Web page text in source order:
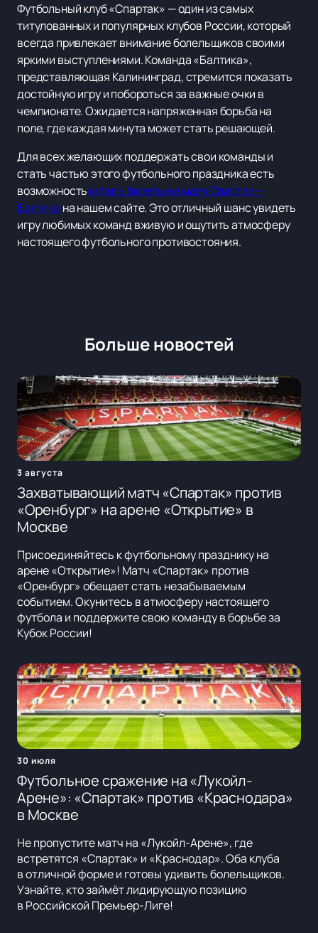
Футбольный клуб «Спартак» — один из самых
титулованных и популярных клубов России, который
всегда привлекает внимание болельщиков своими
яркими выступлениями. Команда «Балтика»,
представляющая Калининград, стремится показать
достойную игру и побороться за важные очки в
чемпионате. Ожидается напряженная борьба на
поле, где каждая минута может стать решающей.
Для всех желающих поддержать свои команды и
стать частью этого футбольного праздника есть
возможность купить билеты на матч Спартак —
Балтика на нашем сайте. Это отличный шанс увидеть
игру любимых команд вживую и ощутить атмосферу
настоящего футбольного противостояния.
Больше новостей
3 августа
Захватывающий матч «Спартак» против
«Оренбург» на арене «Открытие» в
Москве
Присоединяйтесь к футбольному празднику на
арене «Открытие»! Матч «Спартак» против
«Оренбург» обещает стать незабываемым
событием. Окунитесь в атмосферу настоящего
футбола и поддержите свою команду в борьбе за
Кубок России!
30 июля
Футбольное сражение на «Лукойл-
Арене»: «Спартак» против «Краснодара»
в Москве
Не пропустите матч на «Лукойл-Арене», где
встретятся «Спартак» и «Краснодар». Оба клуба
в отличной форме и готовы удивить болельщиков.
Узнайте, кто займёт лидирующую позицию
в Российской Премьер-Лиге!